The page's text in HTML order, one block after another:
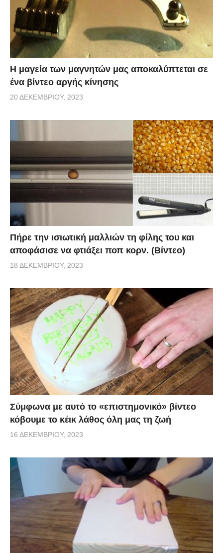
Η μαγεία των μαγνητών μας αποκαλύπτεται σε
ένα βίντεο αργής κίνησης
20 ΔΕΚΕΜΒΡΊΟΥ, 2023
Πήρε την ισιωτική μαλλιών τη φίλης του και
αποφάσισε να φτιάξει ποπ κορν. (Βίντεο)
18 ΔΕΚΕΜΒΡΊΟΥ, 2023
Σύμφωνα με αυτό το «επιστημονικό» βίντεο
κόβουμε το κέικ λάθος όλη μας τη ζωή
16 ΔΕΚΕΜΒΡΊΟΥ, 2023